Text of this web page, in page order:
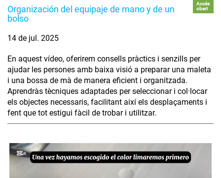
Organización del equipaje de mano y de un
bolso
Accés
obert
14 de jul. 2025
En aquest vídeo, oferirem consells pràctics i senzills per
ajudar les persones amb baixa visió a preparar una maleta
i una bossa de mà de manera eficient i organitzada.
Aprendràs tècniques adaptades per seleccionar i col·locar
els objectes necessaris, facilitant així els desplaçaments i
fent que tot estigui fàcil de trobar i utilitzar.